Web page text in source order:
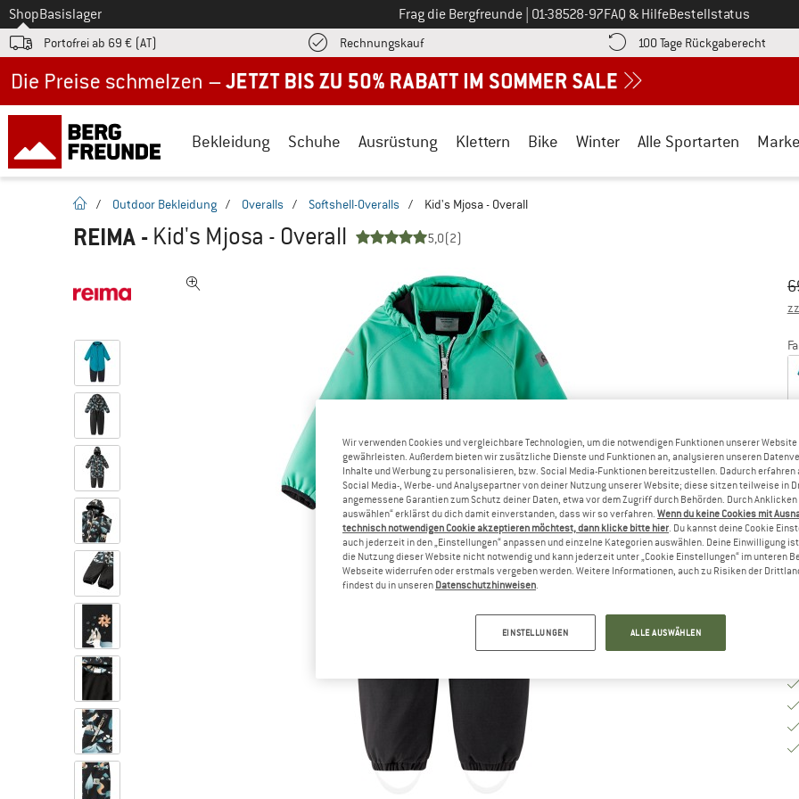
Zum
ShopBasislager Frag die Bergfreunde Ruf uns an unter
01-38528-97FAQ & HilfeBestellstatus
Portofrei ab 69 € (AT) RechnungskaufFinde die Zahlungs-Infos hier! Öffnet sich in einer Infobox
100 Tage Rückgaberecht
Bekleidung Schuhe Ausrüstung Klettern Bike Winter Alle Sportarten
Startseite
/ Outdoor Bekleidung / Overalls / Softshell-Overalls / Kid's Mjosa - Overall
REIMA - Kid's Mjosa - Overall 5,0(2)
Wir verwenden Cookies und vergleichbare Technologien, um die notwendigen Funktionen unserer Website
gewährleisten. Außerdem bieten wir zusätzliche Dienste und Funktionen an, analysieren unseren
Inhalte und Werbung zu personalisieren, bzw. Social Media-Funktionen bereitzustellen. Dadurch erfahren
Social Media-, Werbe- und Analysepartner von deiner Nutzung unserer Website; diese sitzen teilweise in
angemessene Garantien zum Schutz deiner Daten, etwa vor dem Zugriff durch Behörden. Durch Anklicken
auswählen“ erklärst du dich damit einverstanden, dass wir so verfahren. Wenn du keine Cookies mit
technisch notwendigen Cookie akzeptieren möchtest, dann klicke bitte hier. Du kannst deine Cookie
auch jederzeit in den „Einstellungen“ anpassen und einzelne Kategorien auswählen. Deine Einwilligung
die Nutzung dieser Website nicht notwendig und kann jederzeit unter „Cookie Einstellungen“ im unteren
Webseite widerrufen oder erstmals vergeben werden. Weitere Informationen, auch zu Risiken der
findest du in unseren Datenschutzhinweisen.
EINSTELLUNGEN ALLE AUSWÄHLEN